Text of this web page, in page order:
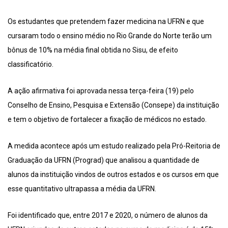
Os estudantes que pretendem fazer medicina na UFRN e que
cursaram todo o ensino médio no Rio Grande do Norte terão um
bônus de 10% na média final obtida no Sisu, de efeito
classificatório.
A ação afirmativa foi aprovada nessa terça-feira (19) pelo
Conselho de Ensino, Pesquisa e Extensão (Consepe) da instituição
e tem o objetivo de fortalecer a fixação de médicos no estado.
A medida acontece após um estudo realizado pela Pró-Reitoria de
Graduação da UFRN (Prograd) que analisou a quantidade de
alunos da instituição vindos de outros estados e os cursos em que
esse quantitativo ultrapassa a média da UFRN.
Foi identificado que, entre 2017 e 2020, o número de alunos da